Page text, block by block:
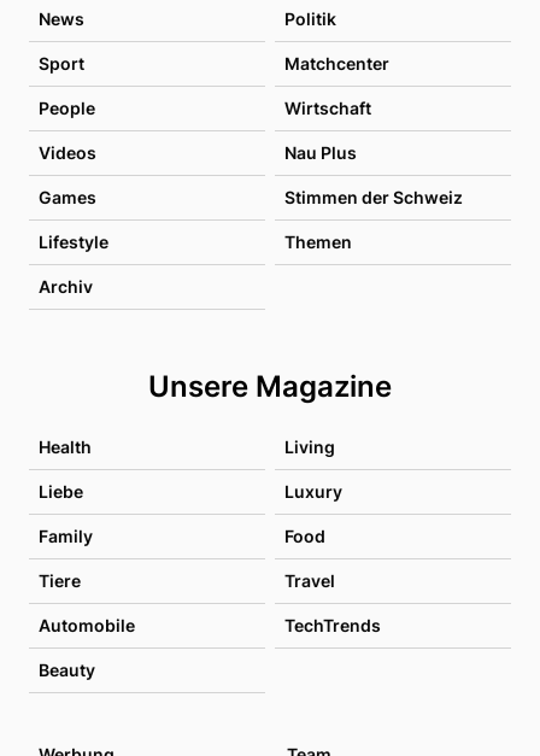
News Politik
Sport Matchcenter
People Wirtschaft
Videos Nau Plus
Games Stimmen der Schweiz
Lifestyle Themen
Archiv
Unsere Magazine
Health Living
Liebe Luxury
Family Food
Tiere Travel
Automobile TechTrends
Beauty